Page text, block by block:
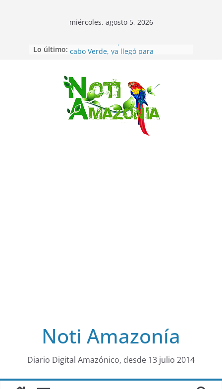
Saltar
al
miércoles, agosto 5, 2026
Lo último: Vozinha, el arquero sensación de
Pastaza: la parroquia Diez de
Agosto eligió a su nueva reina por
su aniversario
La “deuda de sueño”: una alerta
sobre los efectos de dormir mal en
la salud física y mental
Pastaza: Puyo será sede
Noti Amazonía
Diario Digital Amazónico, desde 13 julio 2014